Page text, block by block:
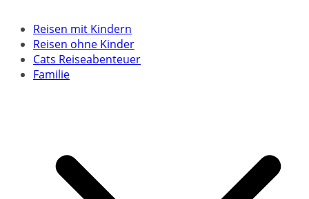
Reisen mit Kindern
Reisen ohne Kinder
Cats Reiseabenteuer
Familie